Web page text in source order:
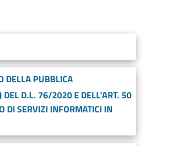
DELLA PUBBLICA
D.L. 76/2020 E DELL’ART. 50
DI SERVIZI INFORMATICI IN